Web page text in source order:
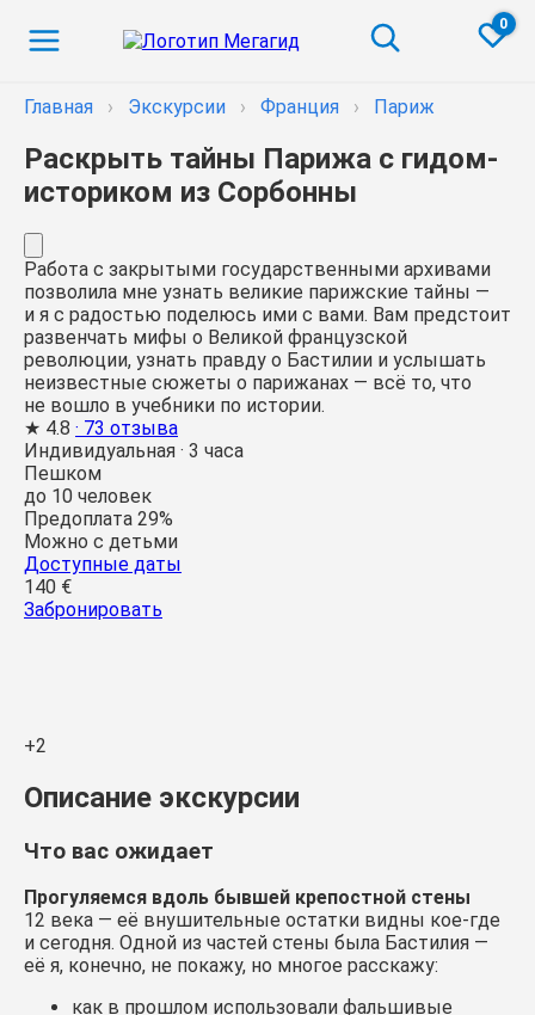
0
Главная › Экскурсии › Франция › Париж
Раскрыть тайны Парижа с гидом-
историком из Сорбонны
Работа с закрытыми государственными архивами
позволила мне узнать великие парижские тайны —
и я с радостью поделюсь ими с вами. Вам предстоит
развенчать мифы о Великой французской
революции, узнать правду о Бастилии и услышать
неизвестные сюжеты о парижанах — всё то, что
не вошло в учебники по истории.
★ 4.8 · 73 отзыва
Индивидуальная · 3 часа
Пешком
до 10 человек
Предоплата 29%
Можно с детьми
Доступные даты
140 €
Забронировать
+2
Описание экскурсии
Что вас ожидает
Прогуляемся вдоль бывшей крепостной стены
12 века — её внушительные остатки видны кое-где
и сегодня. Одной из частей стены была Бастилия —
её я, конечно, не покажу, но многое расскажу:
как в прошлом использовали фальшивые